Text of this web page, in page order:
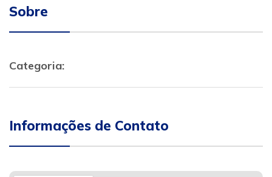
Sobre
Categoria:
Informações de Contato